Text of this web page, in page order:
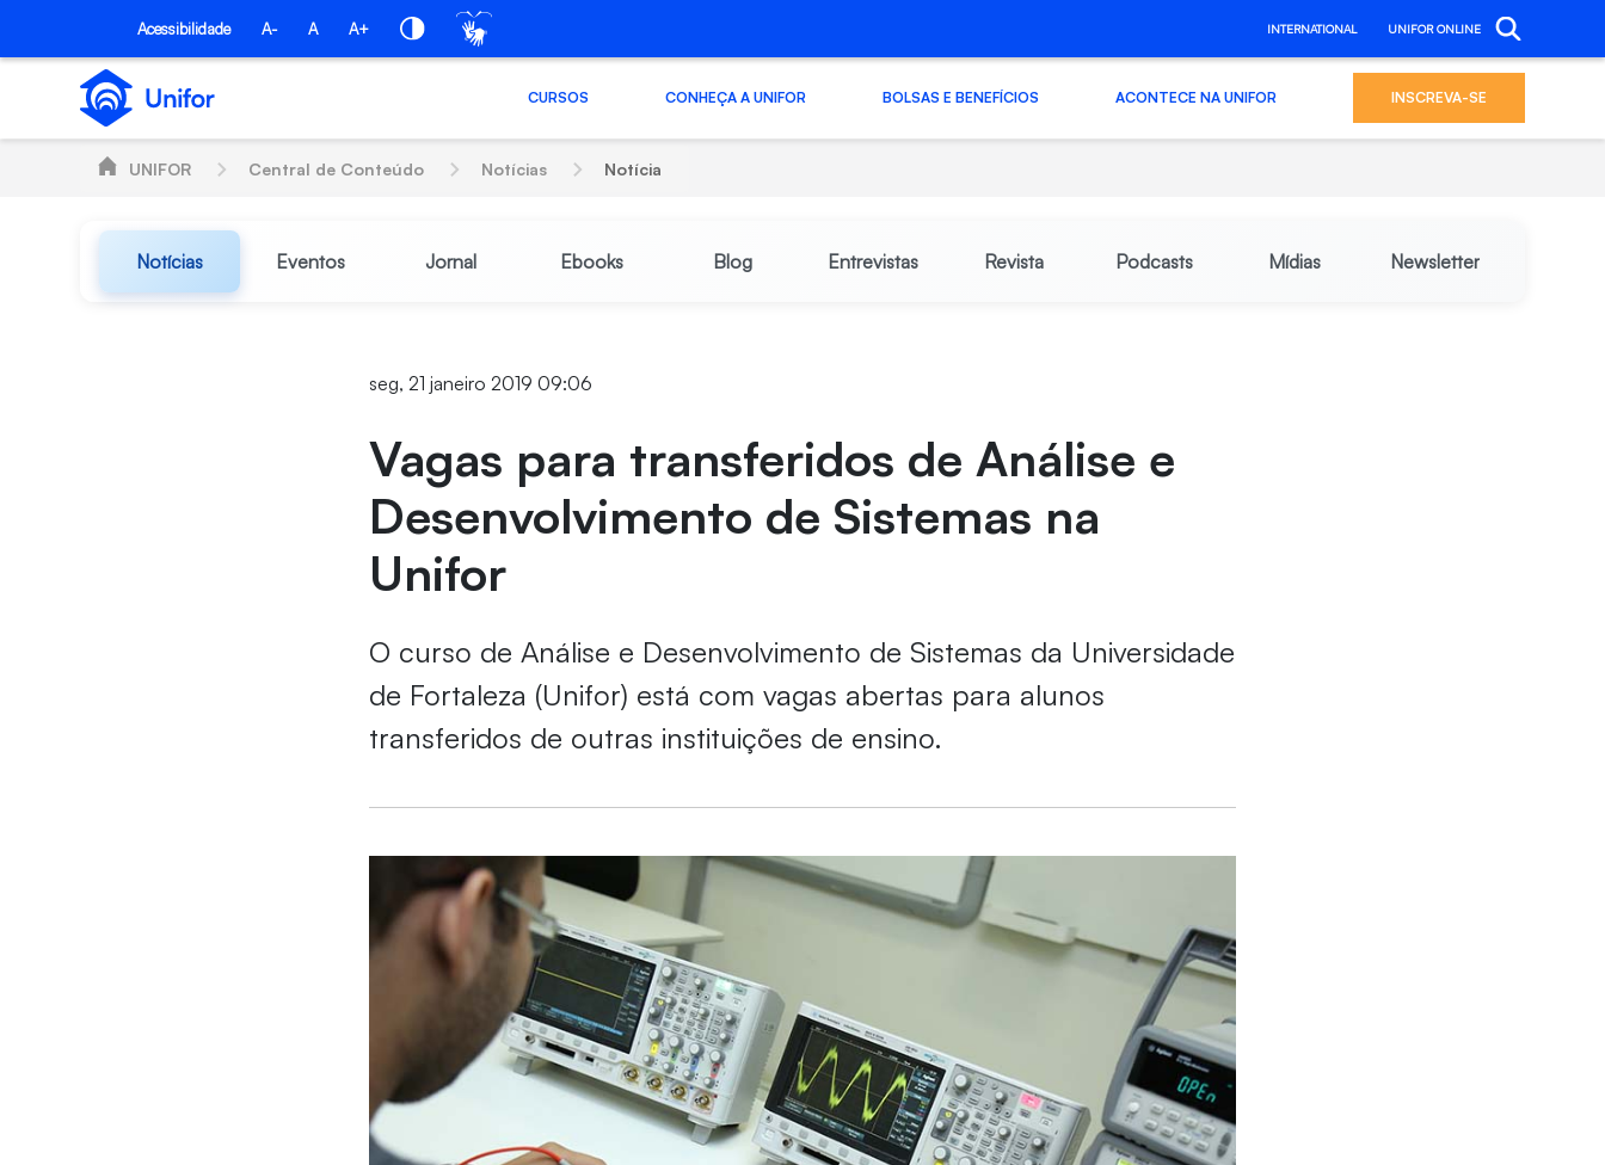
Pular para o Conteúdo principal
Acessibilidade A- A A+ INTERNATIONAL UNIFOR ONLINE
CURSOS CONHEÇA A UNIFOR BOLSAS E BENEFÍCIOS ACONTECE NA UNIFOR INSCREVA-SE
UNIFOR Central de Conteúdo Notícias Notícia
Notícias Eventos Jornal Ebooks Blog Entrevistas Revista Podcasts Mídias Newsletter
seg, 21 janeiro 2019 09:06
Vagas para transferidos de Análise e
Desenvolvimento de Sistemas na
Unifor
O curso de Análise e Desenvolvimento de Sistemas da Universidade
de Fortaleza (Unifor) está com vagas abertas para alunos
transferidos de outras instituições de ensino.